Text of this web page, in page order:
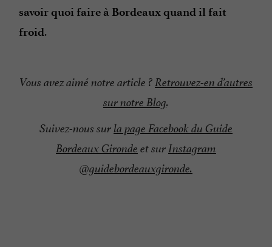
savoir quoi faire à Bordeaux quand il fait
froid.
Vous avez aimé notre article ?Retrouvez-en d’autres
sur notre Blog.
Suivez-nous surla page Facebook du Guide
Bordeaux Gironde et surInstagram
@guidebordeauxgironde.